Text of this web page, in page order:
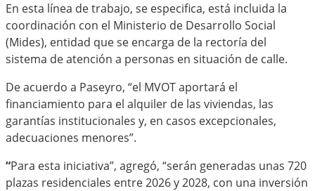
En esta línea de trabajo, se especifica, está incluida la
coordinación con el Ministerio de Desarrollo Social
(Mides), entidad que se encarga de la rectoría del
sistema de atención a personas en situación de calle.
De acuerdo a Paseyro, “el MVOT aportará el
financiamiento para el alquiler de las viviendas, las
garantías institucionales y, en casos excepcionales,
adecuaciones menores”.
“Para esta iniciativa”, agregó, “serán generadas unas 720
plazas residenciales entre 2026 y 2028, con una inversión